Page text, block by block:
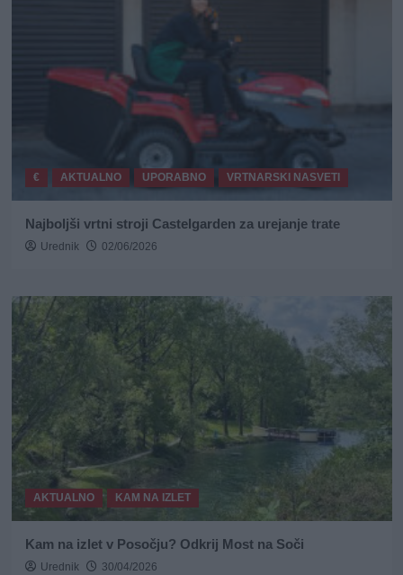
€ AKTUALNO UPORABNO VRTNARSKI NASVETI
Najboljši vrtni stroji Castelgarden za urejanje trate
Urednik 02/06/2026
AKTUALNO KAM NA IZLET
Kam na izlet v Posočju? Odkrij Most na Soči
Urednik 30/04/2026